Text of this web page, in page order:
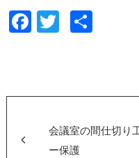
F T
共
会議室の間仕切り
ー保護